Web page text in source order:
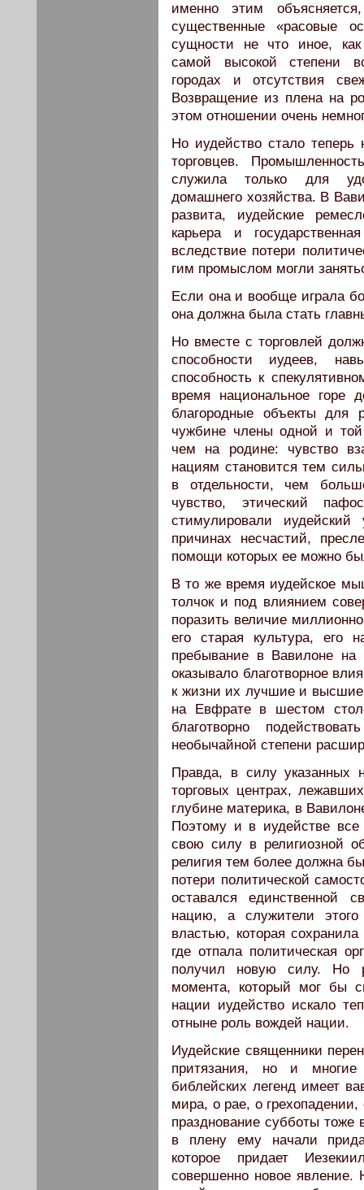
именно этим
существенные «расо­вые
сущности не что иное,
самой высокой степени
городах и отсутствия
Возвращение из плена на
этом отношении очень
Но иудейство стало
торговцев.
служила только для
домашнего хозяйства. В
развита, иудейские
карьера и
вследствие потери
гим промыслом могли
Если она и вообще играла
она должна была стать
Но вместе с торговлей
способности иудеев,
способность к
время национальное горе
благородные объекты
чужбине члены одной и
чем на родине: чувство
нациям становится тем
в отдельности, чем
чувство, этический
стимулировали
причинах несчастий,
помощи которых ее можно
В то же время иудейское
толчок и под влиянием
поразить величие
его старая культура, его
пребывание в Вавилоне на
оказывало благотворное
к жизни их лучшие и высшие
на Евфрате в шестом
благотворно
необычайной степени
Правда, в силу указанных
торговых центрах,
глубине материка, в
Поэтому и в иудействе все
свою силу в религиозной
рели­гия тем более должна
потери политической
оставался единственной
нацию, а служители
властью, которая
где отпала политическая
получил новую силу. Но
момента, который мог бы
нации иудейство искало
отныне роль вождей нации.
Иудейские священники
притязания, но и
библейских легенд имеет
мира, о рае, о
празднование субботы тоже
в плену ему начали
которое придает
совершенно новое явление.